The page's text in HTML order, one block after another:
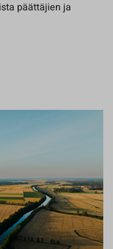
päättäjien ja